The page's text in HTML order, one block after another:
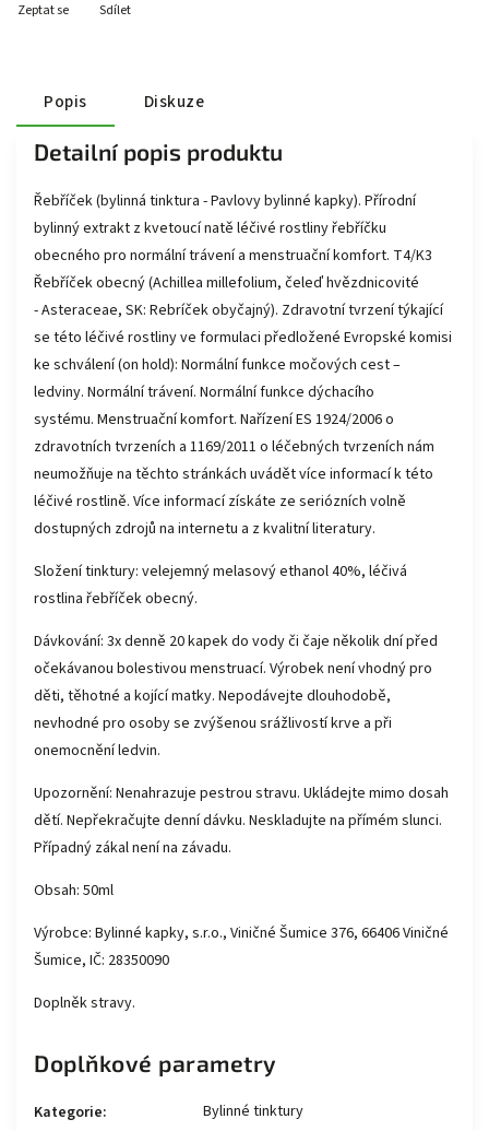
Zeptat se Sdílet
Popis Diskuze
Detailní popis produktu
Řebříček (bylinná tinktura - Pavlovy bylinné kapky). Přírodní
bylinný extrakt z kvetoucí natě léčivé rostliny řebříčku
obecného pro normální trávení a menstruační komfort. T4/K3
Řebříček obecný (Achillea millefolium, čeleď hvězdnicovité
- Asteraceae, SK: Rebríček obyčajný). Zdravotní tvrzení týkající
se této léčivé rostliny ve formulaci předložené Evropské komisi
ke schválení (on hold): Normální funkce močových cest –
ledviny. Normální trávení. Normální funkce dýchacího
systému. Menstruační komfort. Nařízení ES 1924/2006 o
zdravotních tvrzeních a 1169/2011 o léčebných tvrzeních nám
neumožňuje na těchto stránkách uvádět více informací k této
léčivé rostlině. Více informací získáte ze seriózních volně
dostupných zdrojů na internetu a z kvalitní literatury.
Složení tinktury: velejemný melasový ethanol 40%, léčivá
rostlina řebříček obecný.
Dávkování: 3x denně 20 kapek do vody či čaje několik dní před
očekávanou bolestivou menstruací. Výrobek není vhodný pro
děti, těhotné a kojící matky. Nepodávejte dlouhodobě,
nevhodné pro osoby se zvýšenou srážlivostí krve a při
onemocnění ledvin.
Upozornění: Nenahrazuje pestrou stravu. Ukládejte mimo dosah
dětí. Nepřekračujte denní dávku. Neskladujte na přímém slunci.
Případný zákal není na závadu.
Obsah: 50ml
Výrobce: Bylinné kapky, s.r.o., Viničné Šumice 376, 66406 Viničné
Šumice, IČ: 28350090
Doplněk stravy.
Doplňkové parametry
Kategorie:
Bylinné tinktury